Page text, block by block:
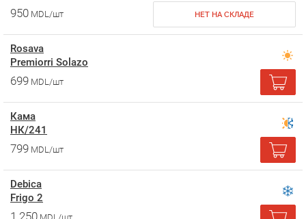
950 MDL/шт НЕТ НА СКЛАДЕ
Rosava
Premiorri Solazo
699 MDL/шт
Кама
НК/241
799 MDL/шт
Debica
Frigo 2
1 250